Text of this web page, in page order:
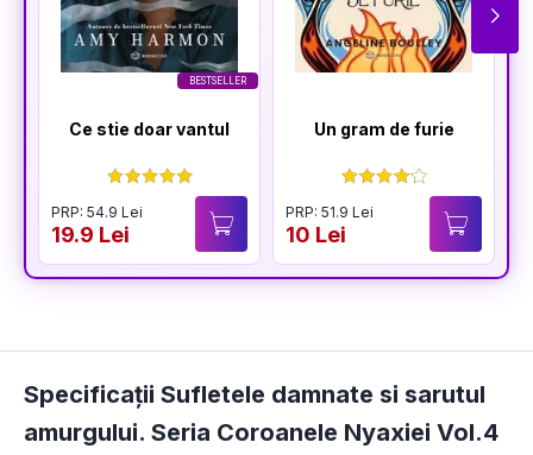
BESTSELLER
Ce stie doar vantul
PRP: 54.9 Lei
19.9 Lei
Un gram de furie
PRP: 51.9 Lei
10 Lei
Specificații Sufletele damnate si sarutul
amurgului. Seria Coroanele Nyaxiei Vol.4